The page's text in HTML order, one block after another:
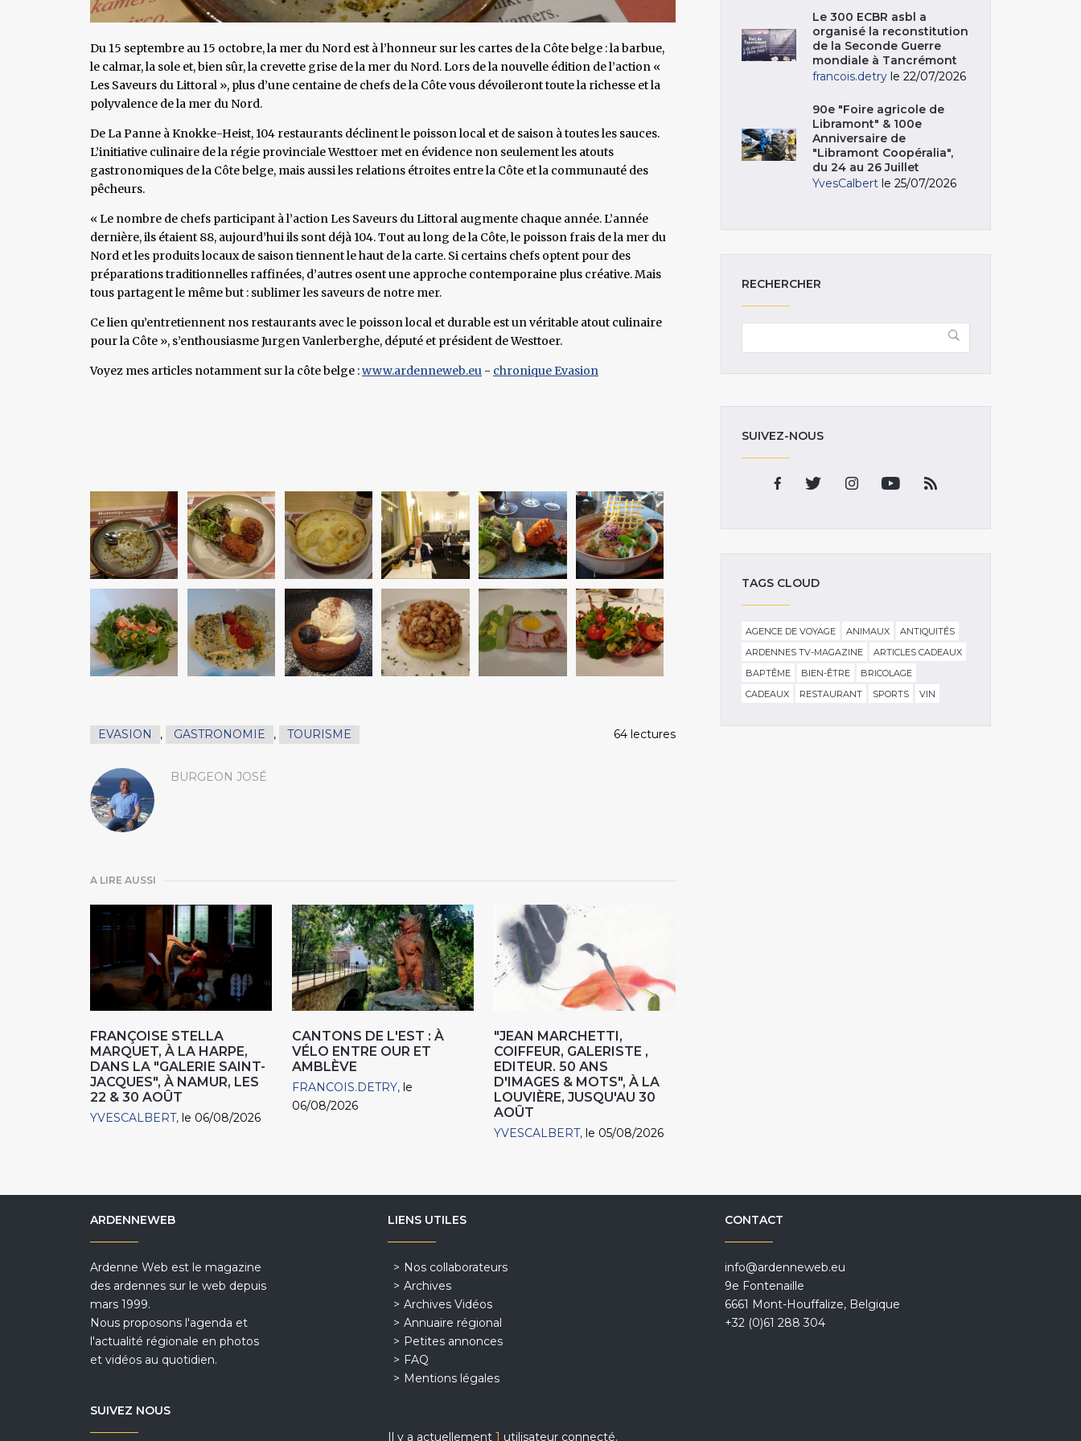
Du 15 septembre au 15 octobre, la mer du Nord est à l’honneur sur les cartes de la Côte belge : la barbue,
le calmar, la sole et, bien sûr, la crevette grise de la mer du Nord. Lors de la nouvelle édition de l’action «
Les Saveurs du Littoral », plus d’une centaine de chefs de la Côte vous dévoileront toute la richesse et la
polyvalence de la mer du Nord.
De La Panne à Knokke-Heist, 104 restaurants déclinent le poisson local et de saison à toutes les sauces.
L’initiative culinaire de la régie provinciale Westtoer met en évidence non seulement les atouts
gastronomiques de la Côte belge, mais aussi les relations étroites entre la Côte et la communauté des
pêcheurs.
« Le nombre de chefs participant à l’action Les Saveurs du Littoral augmente chaque année. L’année
dernière, ils étaient 88, aujourd’hui ils sont déjà 104. Tout au long de la Côte, le poisson frais de la mer du
Nord et les produits locaux de saison tiennent le haut de la carte. Si certains chefs optent pour des
préparations traditionnelles raffinées, d’autres osent une approche contemporaine plus créative. Mais
tous partagent le même but : sublimer les saveurs de notre mer.
Ce lien qu’entretiennent nos restaurants avec le poisson local et durable est un véritable atout culinaire
pour la Côte », s’enthousiasme Jurgen Vanlerberghe, député et président de Westtoer.
Voyez mes articles notamment sur la côte belge :www.ardenneweb.eu - chronique Evasion
EVASION , GASTRONOMIE , TOURISME 64 lectures
BURGEON JOSÉ
A LIRE AUSSI
FRANÇOISE STELLA
MARQUET, À LA HARPE,
DANS LA "GALERIE SAINT-
JACQUES", À NAMUR, LES
22 & 30 AOÛT
YVESCALBERT le 06/08/2026
CANTONS DE L'EST : À
VÉLO ENTRE OUR ET
AMBLÈVE
FRANCOIS.DETRY le
06/08/2026
"JEAN MARCHETTI,
COIFFEUR, GALERISTE ,
EDITEUR. 50 ANS
D'IMAGES & MOTS", À LA
LOUVIÈRE, JUSQU'AU 30
AOÛT
YVESCALBERT le 05/08/2026
Le 300 ECBR asbl a
organisé la reconstitution
de la Seconde Guerre
mondiale à Tancrémont
francois.detry le 22/07/2026
90e "Foire agricole de
Libramont" & 100e
Anniversaire de
"Libramont Coopéralia",
du 24 au 26 Juillet
YvesCalbert le 25/07/2026
RECHERCHER
SUIVEZ-NOUS
TAGS CLOUD
AGENCE DE VOYAGE ANIMAUX
ANTIQUITÉS
ARDENNES TV-MAGAZINE
ARTICLES CADEAUX
BAPTÊME
BIEN-ÊTRE
BRICOLAGE
CADEAUX
RESTAURANT SPORTS VIN
ARDENNEWEB
Ardenne Web est le magazine
des ardennes sur le web depuis
mars 1999.
Nous proposons l'agenda et
l'actualité régionale en photos
et vidéos au quotidien.
SUIVEZ NOUS
LIENS UTILES
Nos collaborateurs
Archives
Archives Vidéos
Annuaire régional
Petites annonces
FAQ
Mentions légales
Il y a actuellement 1 utilisateur connecté.
CONTACT
info@ardenneweb.eu
9e Fontenaille
6661 Mont-Houffalize, Belgique
+32 (0)61 288 304